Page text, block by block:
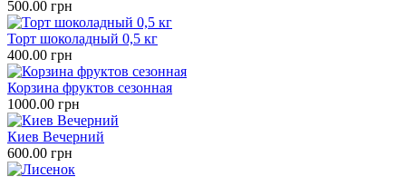
500.00 грн
Торт шоколадный 0,5 кг
400.00 грн
Корзина фруктов сезонная
1000.00 грн
Киев Вечерний
600.00 грн